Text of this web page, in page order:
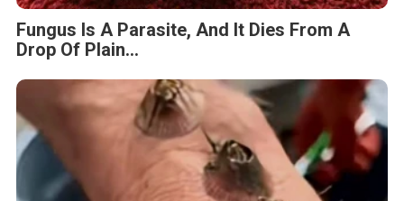
Fungus Is A Parasite, And It Dies From A
Drop Of Plain...